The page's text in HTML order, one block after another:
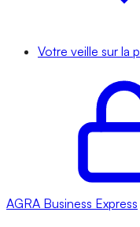
Votre veille sur la
AGRA Business Express